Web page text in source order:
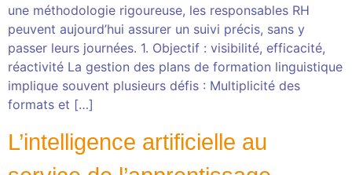
une méthodologie rigoureuse, les responsables RH
peuvent aujourd’hui assurer un suivi précis, sans y
passer leurs journées. 1. Objectif : visibilité, efficacité,
réactivité La gestion des plans de formation linguistique
implique souvent plusieurs défis : Multiplicité des
formats et […]
L’intelligence artificielle au